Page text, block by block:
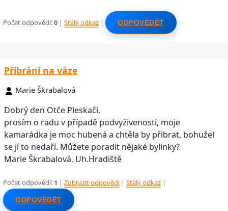
Počet odpovědí:0 |Stálý odkaz | ODPOVĚDĚT
Přibrání na váze
Marie Škrabalová
Dobrý den Otče Pleskači,
prosím o radu v případě podvyživenosti, moje
kamarádka je moc hubená a chtěla by přibrat, bohužel
se jí to nedaří. Můžete poradit nějaké bylinky?
Marie Škrabalová, Uh.Hradiště
Počet odpovědí: 1 |Zobrazit odpovědi |Stálý odkaz |
ODPOVĚDĚT